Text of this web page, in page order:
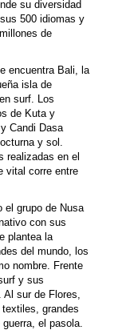
su diversidad
500 idiomas y
de
encuentra Bali, la
isla de
surf. Los
de Kuta y
Candi Dasa
y sol.
realizadas en el
vital corre entre
el grupo de Nusa
con sus
plantea la
del mundo, los
nombre. Frente
y sus
Al sur de Flores,
grandes
el pasola.